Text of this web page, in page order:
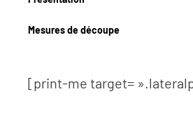
Mesures de découpe
[print-me target=